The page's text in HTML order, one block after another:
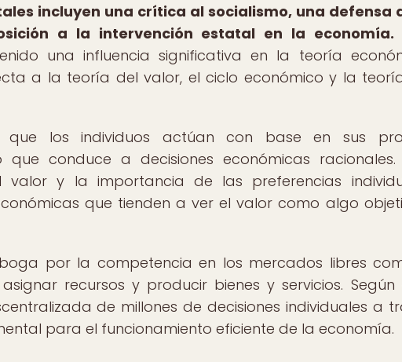
incluyen una crítica al socialismo, una defensa
a la intervención estatal en la economía.
una influencia significativa en la teoría
a la teoría del valor, el ciclo económico y la
que los individuos actúan con base en sus
que conduce a decisiones económicas racionales.
y la importancia de las preferencias
que tienden a ver el valor como algo
por la competencia en los mercados libres
recursos y producir bienes y servicios. Según
de millones de decisiones individuales a
para el funcionamiento eficiente de la economía.